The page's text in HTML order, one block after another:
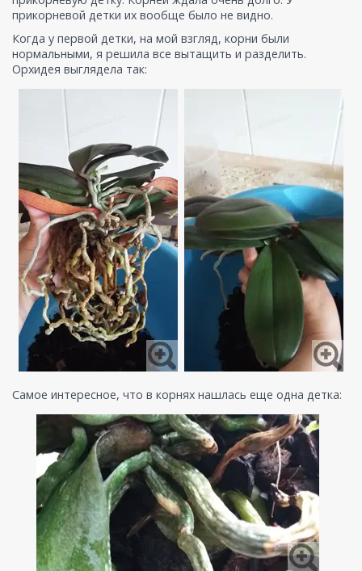
прикорневой детки их вообще было не видно.
Когда у первой детки, на мой взгляд, корни были
нормальными, я решила все вытащить и разделить.
Орхидея выглядела так:
Самое интересное, что в корнях нашлась еще одна детка: